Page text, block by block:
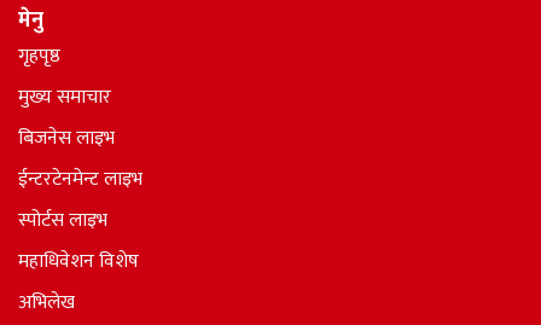
मेनु
गृहपृष्ठ
मुख्य समाचार
बिजनेस लाइभ
ईन्टरटेनमेन्ट लाइभ
स्पोर्टस लाइभ
महाधिवेशन विशेष
अभिलेख